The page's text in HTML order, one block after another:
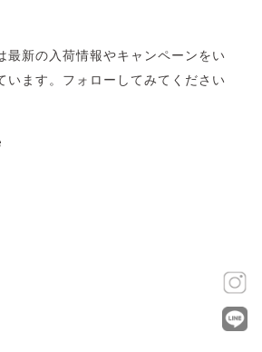
最新の入荷情報やキャンペーンをい
います。フォローしてみてください